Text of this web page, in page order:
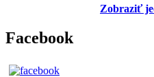
Zobraziť
Facebook